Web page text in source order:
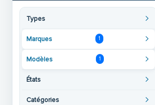
Types
Marques 1
Modèles 1
États
Catégories